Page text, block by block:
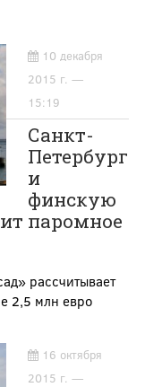
10 декабря
2015 г. —
15:19
Санкт-
Петербург
и
финскую
паромное
рассчитывает
2,5 млн евро
16 октября
2015 г. —